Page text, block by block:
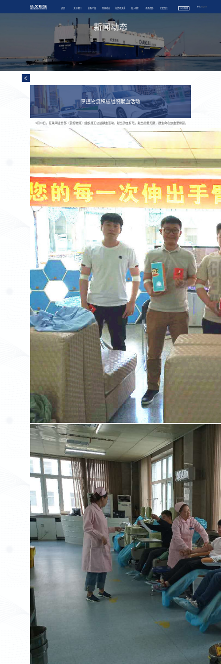
首页 关于我们 业务介绍 新闻动态 投资者关系 加入我们 商务合作 社会责任 长久集团
中文 English
掌控物流积极组织献血活动
5月31日，互联网业务部（掌控物流）组织员工公益献血活动，献出的血有限，献出的爱无限，愿生命在热血里绵延。